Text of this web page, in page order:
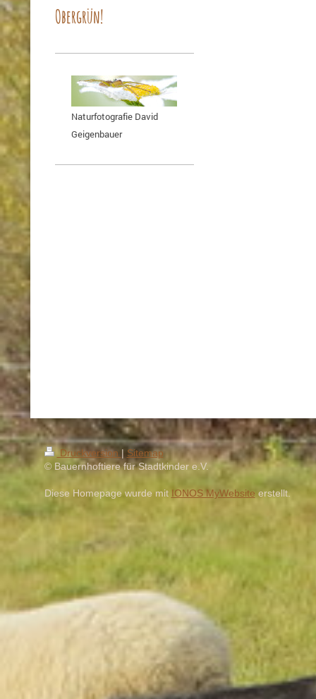
Obergrün!
Naturfotografie David
Geigenbauer
Druckversion | Sitemap
© Bauernhoftiere für Stadtkinder e.V.
Diese Homepage wurde mit IONOS MyWebsite erstellt.